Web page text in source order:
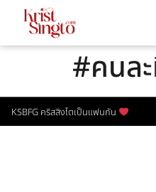
#คนล
KSBFG คริสสิงโตเป็นแฟนกัน